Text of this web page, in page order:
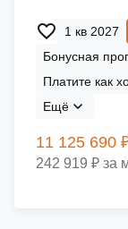
1 кв 2027
Бонусная
Платите как
Ещё
11 125 690
242 919 ₽ за